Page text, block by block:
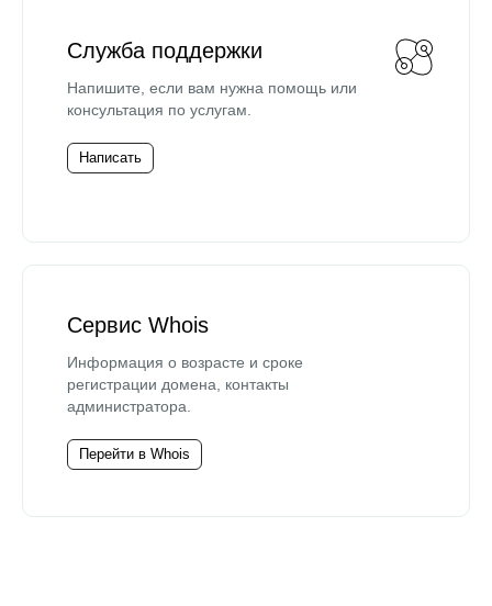
Служба поддержки
Напишите, если вам нужна помощь или
консультация по услугам.
Написать
Сервис Whois
Информация о возрасте и сроке
регистрации домена, контакты
администратора.
Перейти в Whois